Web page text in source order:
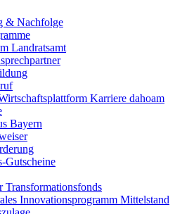
& Nachfolge
Landratsamt
Karriere dahoam
Bayern
Gutscheine
Transformationsfonds
Innovationsprogramm Mittelstand